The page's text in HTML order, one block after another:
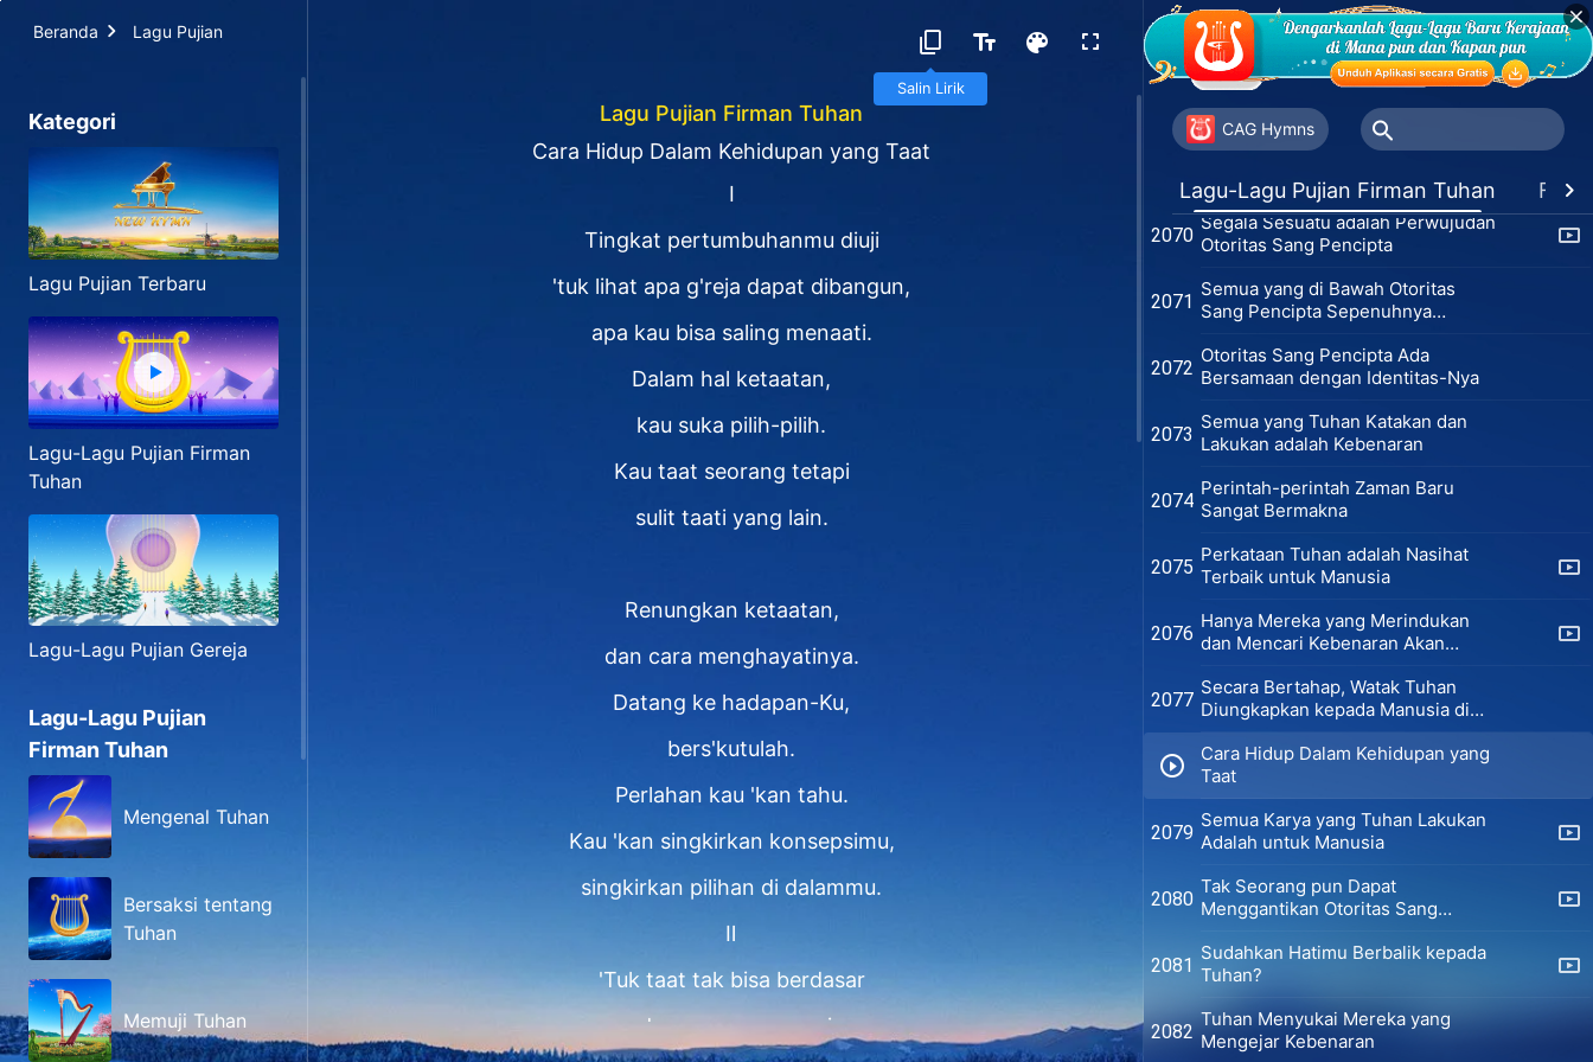
Beranda Lagu Pujian
Salin Lirik
Kategori
Lagu Pujian Terbaru
Lagu-Lagu Pujian Firman
Tuhan
Lagu-Lagu Pujian Gereja
Lagu-Lagu Pujian
Firman Tuhan
Mengenal Tuhan
Bersaksi tentang
Tuhan
Memuji Tuhan
Lagu Pujian Firman Tuhan
Cara Hidup Dalam Kehidupan yang Taat
Ⅰ
Tingkat pertumbuhanmu diuji
'tuk lihat apa g'reja dapat dibangun,
apa kau bisa saling menaati.
Dalam hal ketaatan,
kau suka pilih-pilih.
Kau taat seorang tetapi
sulit taati yang lain.
Renungkan ketaatan,
dan cara menghayatinya.
Datang ke hadapan-Ku,
bers'kutulah.
Perlahan kau 'kan tahu.
Kau 'kan singkirkan konsepsimu,
singkirkan pilihan di dalammu.
Ⅱ
'Tuk taat tak bisa berdasar
pada gagasan manusia.
CAG Hymns
Lagu-Lagu Pujian Firman Tuhan
2067
Tuhan ialah Sandaran Abadi
Manusia
Tuhan Sangat Menderita untuk
Selamatkan Manusia
Kasih Tuhan Tidak Dimiliki oleh
Makhluk Ciptaan Mana pun
2070
Segala Sesuatu adalah Perwujudan
Otoritas Sang Pencipta
2071
Semua yang di Bawah Otoritas
Sang Pencipta Sepenuhnya
2072
Otoritas Sang Pencipta Ada
Bersamaan dengan Identitas-Nya
2073
Semua yang Tuhan Katakan dan
Lakukan adalah Kebenaran
2074
Perintah-perintah Zaman Baru
Sangat Bermakna
2075
Perkataan Tuhan adalah Nasihat
Terbaik untuk Manusia
2076
Hanya Mereka yang Merindukan
dan Mencari Kebenaran Akan
2077
Secara Bertahap, Watak Tuhan
Diungkapkan kepada Manusia di
Zaman Kerajaan
Cara Hidup Dalam Kehidupan yang
Taat
2079
Semua Karya yang Tuhan Lakukan
Adalah untuk Manusia
2080
Tak Seorang pun Dapat
Menggantikan Otoritas Sang
2081
Sudahkan Hatimu Berbalik kepada
Tuhan?
2082
Tuhan Menyukai Mereka yang
Mengejar Kebenaran